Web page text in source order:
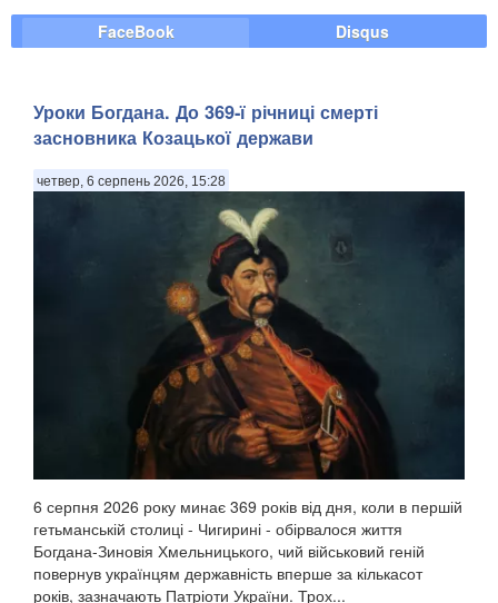
FaceBook Disqus
Уроки Богдана. До 369-ї річниці смерті
засновника Козацької держави
четвер, 6 серпень 2026, 15:28
6 серпня 2026 року минає 369 років від дня, коли в першій
гетьманській столиці - Чигирині - обірвалося життя
Богдана-Зиновія Хмельницького, чий військовий геній
повернув українцям державність вперше за кількасот
років, зазначають Патріоти України. Трох...